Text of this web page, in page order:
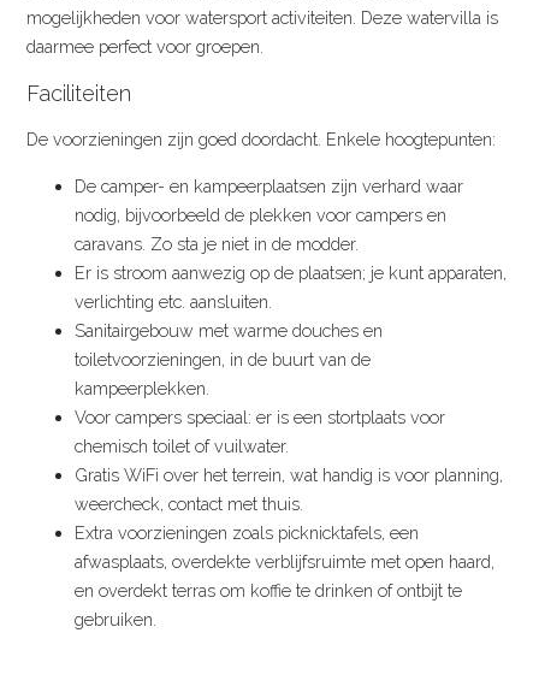
mogelijkheden voor watersport activiteiten. Deze watervilla is
daarmee perfect voor groepen.
Faciliteiten
De voorzieningen zijn goed doordacht. Enkele hoogtepunten:
De camper- en kampeerplaatsen zijn verhard waar
nodig, bijvoorbeeld de plekken voor campers en
caravans. Zo sta je niet in de modder.
Er is stroom aanwezig op de plaatsen; je kunt apparaten,
verlichting etc. aansluiten.
Sanitairgebouw met warme douches en
toiletvoorzieningen, in de buurt van de
kampeerplekken.
Voor campers speciaal: er is een stortplaats voor
chemisch toilet of vuilwater.
Gratis WiFi over het terrein, wat handig is voor planning,
weercheck, contact met thuis.
​Extra voorzieningen zoals picknicktafels, een
afwasplaats, overdekte verblijfsruimte met open haard,
en overdekt terras om koffie te drinken of ontbijt te
gebruiken.